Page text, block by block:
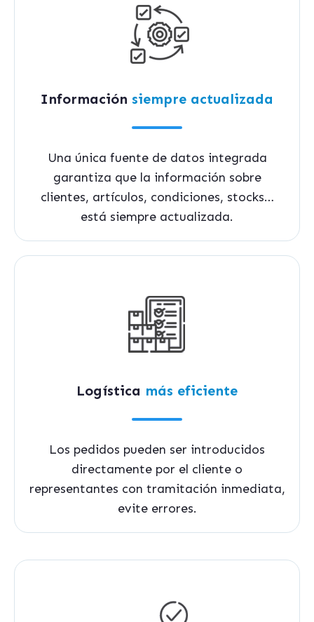
Información siempre actualizada
Una única fuente de datos integrada
garantiza que la información sobre
clientes, artículos, condiciones, stocks…
está siempre actualizada.
Logística más eficiente
Los pedidos pueden ser introducidos
directamente por el cliente o
representantes con tramitación inmediata,
evite errores.